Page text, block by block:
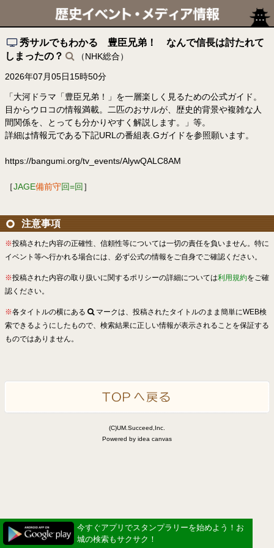
秀サルでもわかる 豊臣兄弟！ なんで信長は討たれて
しまったの？
（NHK総合）
2026年07月05日15時50分
「大河ドラマ「豊臣兄弟！」を一層楽しく見るための公式ガイド。
目からウロコの情報満載。二匹のおサルが、歴史的背景や複雑な人
間関係を、とっても分かりやすく解説します。」等。
詳細は情報元である下記URLの番組表.Gガイドを参照願います。
https://bangumi.org/tv_events/AlywQALC8AM
［JAGE備前守回=回 ］
注意事項
※投稿された内容の正確性、信頼性等については一切の責任を負いません。特に
イベント等へ行かれる場合には、必ず公式の情報をご自身でご確認ください。
※投稿された内容の取り扱いに関するポリシーの詳細については利用規約をご確
認ください。
※各タイトルの横にある
マークは、投稿されたタイトルのまま簡単にWEB検
索できるようにしたもので、検索結果に正しい情報が表示されることを保証する
ものではありません。
(C)UM.Succeed,Inc.
Powered by idea canvas
今すぐアプリでスタンプラリーを始めよう！お
城の検索もサクサク！